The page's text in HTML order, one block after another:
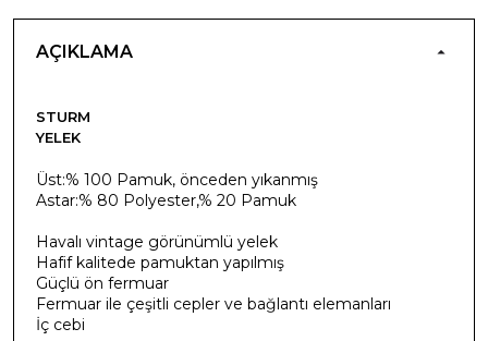
AÇIKLAMA
STURM
YELEK
Üst:% 100 Pamuk, önceden yıkanmış
Astar:% 80 Polyester,% 20 Pamuk
Havalı vintage görünümlü yelek
Hafif kalitede pamuktan yapılmış
Güçlü ön fermuar
Fermuar ile çeşitli cepler ve bağlantı elemanları
İç cebi